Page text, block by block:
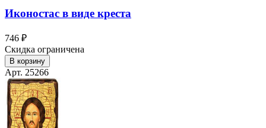
Иконостас в виде креста
746 ₽
Скидка ограничена
В корзину
Арт. 25266